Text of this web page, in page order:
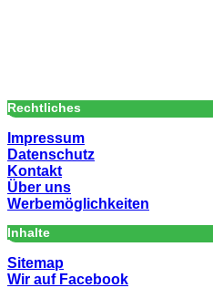
Rechtliches
Impressum
Datenschutz
Kontakt
Über uns
Werbemöglichkeiten
Inhalte
Sitemap
Wir auf Facebook